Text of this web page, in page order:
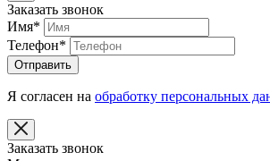
Заказать звонок
Имя*
Телефон*
Отправить
Я согласен на обработку персональных
Заказать звонок